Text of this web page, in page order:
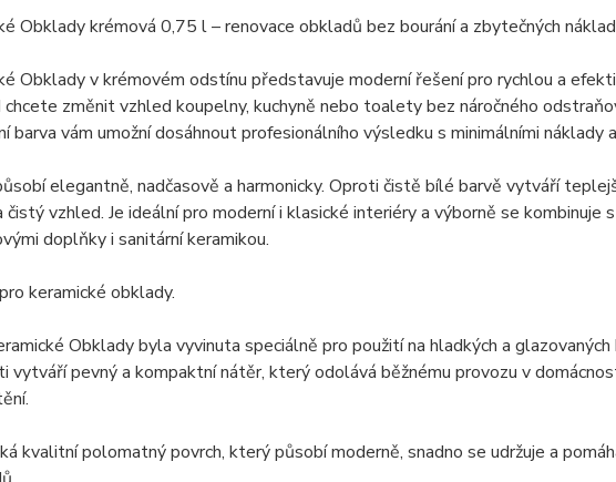
Obklady krémová 0,75 l – renovace obkladů bez bourání a zbytečných
Obklady v krémovém odstínu představuje moderní řešení pro rychlou a
chcete změnit vzhled koupelny, kuchyně nebo toalety bez náročného
barva vám umožní dosáhnout profesionálního výsledku s minimálními náklady
elegantně, nadčasově a harmonicky. Oproti čistě bílé barvě vytváří
čistý vzhled. Je ideální pro moderní i klasické interiéry a výborně se kombinuje
doplňky i sanitární keramikou.
keramické obklady.
Obklady byla vyvinuta speciálně pro použití na hladkých a glazovaných
vytváří pevný a kompaktní nátěr, který odolává běžnému provozu v
kvalitní polomatný povrch, který působí moderně, snadno se udržuje a